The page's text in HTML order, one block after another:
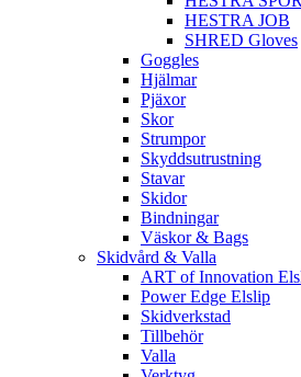
HESTRA JOB
SHRED Gloves
Goggles
Hjälmar
Pjäxor
Skor
Strumpor
Skyddsutrustning
Stavar
Skidor
Bindningar
Väskor & Bags
Skidvård & Valla
ART of Innovation
Power Edge Elslip
Skidverkstad
Tillbehör
Valla